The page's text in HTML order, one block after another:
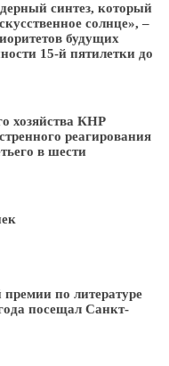
синтез, который
солнце», –
будущих
15-й пятилетки до
хозяйства КНР
реагирования
в шести
по литературе
посещал Санкт-